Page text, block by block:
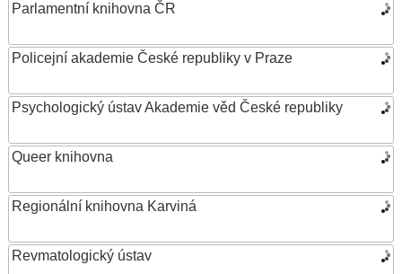
Parlamentní knihovna ČR
Policejní akademie České republiky v Praze
Psychologický ústav Akademie věd České republiky
Queer knihovna
Regionální knihovna Karviná
Revmatologický ústav